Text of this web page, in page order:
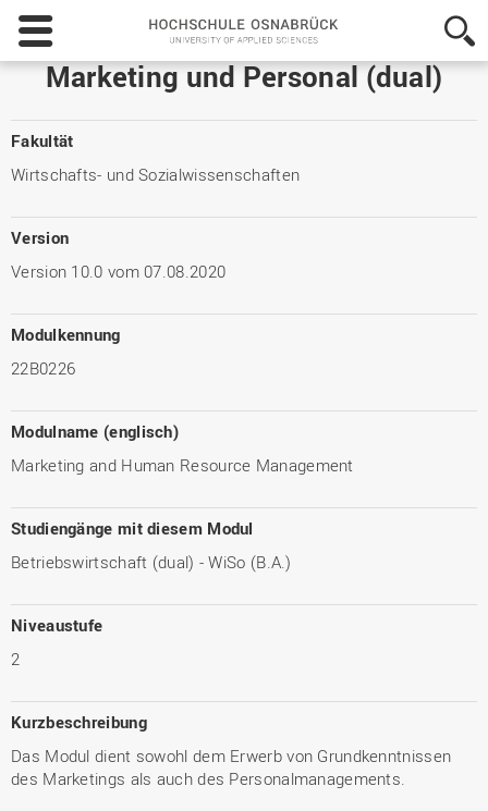
Hochschule
Osnabrück
-
University
Marketing und Personal (dual)
Fakultät
Wirtschafts- und Sozialwissenschaften
Version
Version 10.0 vom 07.08.2020
Modulkennung
22B0226
Modulname (englisch)
Marketing and Human Resource Management
Studiengänge mit diesem Modul
Betriebswirtschaft (dual) - WiSo (B.A.)
Niveaustufe
2
Kurzbeschreibung
Das Modul dient sowohl dem Erwerb von Grundkenntnissen
des Marketings als auch des Personalmanagements.